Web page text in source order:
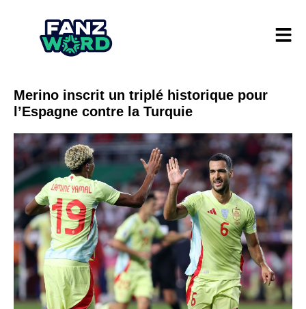
Merino inscrit un triplé historique pour
l’Espagne contre la Turquie